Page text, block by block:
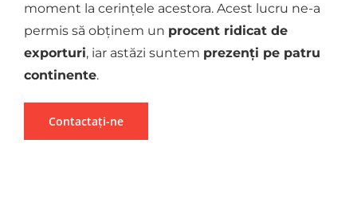
moment la cerințele acestora. Acest lucru ne-a
permis să obținem un procent ridicat de
exporturi, iar astăzi suntem prezenți pe patru
continente.
Contactați-ne